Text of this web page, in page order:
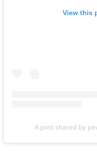
View this
A post shared by